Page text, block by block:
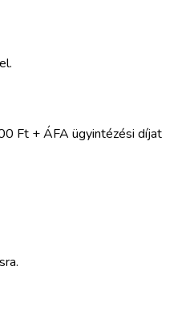
Ft + ÁFA ügyintézési díjat